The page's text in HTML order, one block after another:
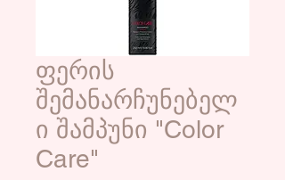
ფერის
შემანარჩუნებელ
ი შამპუნი "Color
Care"